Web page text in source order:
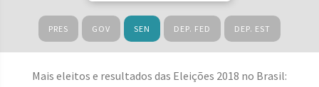
PRES GOV SEN DEP. FED DEP. EST
Mais eleitos e resultados das Eleições 2018 no Brasil: